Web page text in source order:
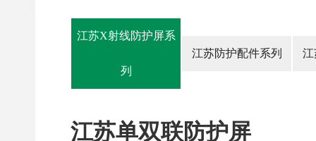
江苏X射线防护屏系
列
江苏防护配件系列 江
江苏单双联防护屏